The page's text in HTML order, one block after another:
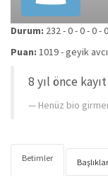
Durum: 232-0-0-0-
Puan: 1019-geyik
8 yıl önce
Henüz bio
Betimler Başlıklar